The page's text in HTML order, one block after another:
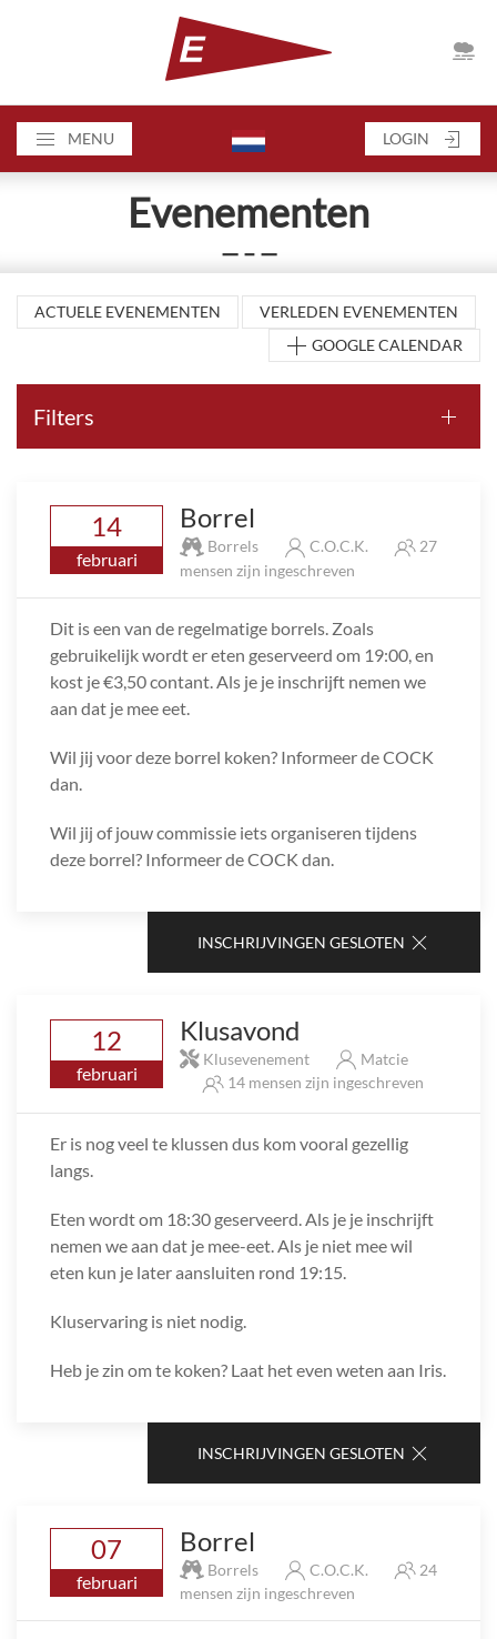
MENU LOGIN
Evenementen
— – —
ACTUELE EVENEMENTEN
VERLEDEN EVENEMENTEN
GOOGLE CALENDAR
Filters
14
februari
Borrel
Borrels C.O.C.K.
27
mensen zijn ingeschreven
Dit is een van de regelmatige borrels. Zoals
gebruikelijk wordt er eten geserveerd om 19:00, en
kost je €3,50 contant. Als je je inschrijft nemen we
aan dat je mee eet.
Wil jij voor deze borrel koken? Informeer de COCK
dan.
Wil jij of jouw commissie iets organiseren tijdens
deze borrel? Informeer de COCK dan.
INSCHRIJVINGEN GESLOTEN
12
februari
Klusavond
Klusevenement
Matcie
14 mensen zijn ingeschreven
Er is nog veel te klussen dus kom vooral gezellig
langs.
Eten wordt om 18:30 geserveerd. Als je je inschrijft
nemen we aan dat je mee-eet. Als je niet mee wil
eten kun je later aansluiten rond 19:15.
Kluservaring is niet nodig.
Heb je zin om te koken? Laat het even weten aan Iris.
INSCHRIJVINGEN GESLOTEN
07
februari
Borrel
Borrels C.O.C.K.
24
mensen zijn ingeschreven